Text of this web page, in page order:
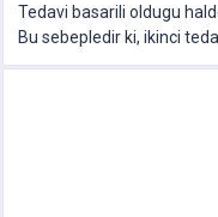
Tedavi basarili oldugu
Bu sebepledir ki, ikinci